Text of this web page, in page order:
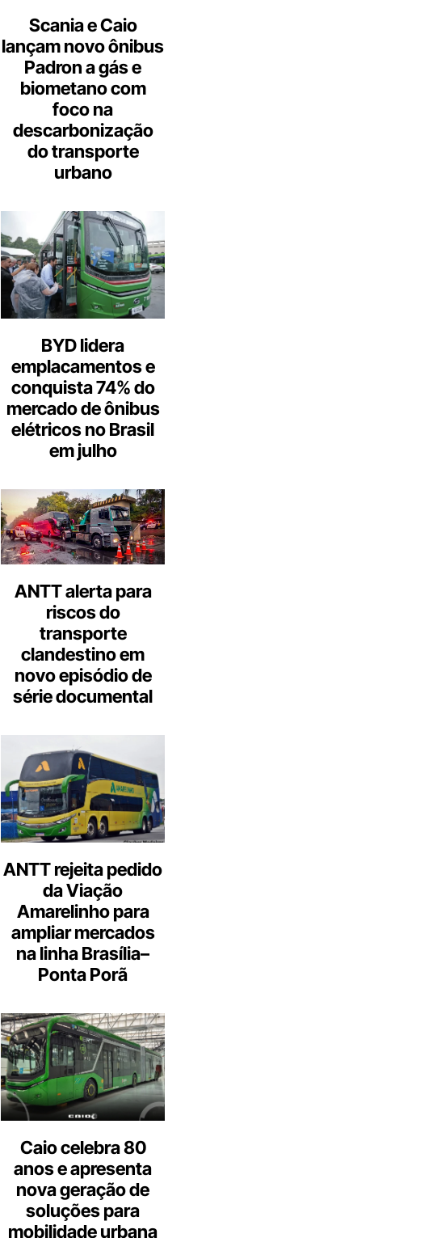
Scania e Caio
lançam novo ônibus
Padron a gás e
biometano com
foco na
descarbonização
do transporte
urbano
BYD lidera
emplacamentos e
conquista 74% do
mercado de ônibus
elétricos no Brasil
em julho
ANTT alerta para
riscos do
transporte
clandestino em
novo episódio de
série documental
ANTT rejeita pedido
da Viação
Amarelinho para
ampliar mercados
na linha Brasília–
Ponta Porã
Caio celebra 80
anos e apresenta
nova geração de
soluções para
mobilidade urbana